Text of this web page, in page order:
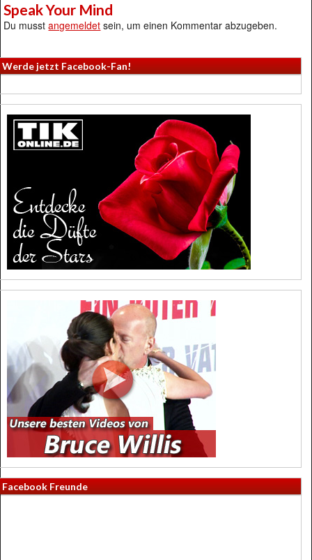
Speak Your Mind
Du musstangemeldet sein, um einen Kommentar abzugeben.
Werde jetzt Facebook-Fan!
Facebook Freunde